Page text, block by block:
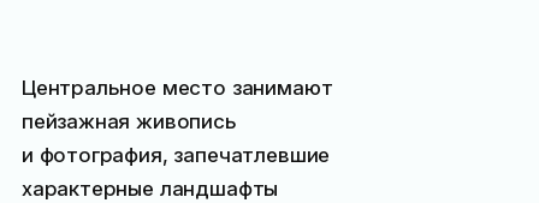
Центральное место занимают
пейзажная живопись
и фотография, запечатлевшие
характерные ландшафты